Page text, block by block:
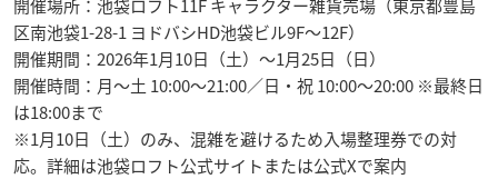
開催場所：池袋ロフト11F キャラクター雑貨売場（東京都豊島
区南池袋1-28-1 ヨドバシHD池袋ビル9F〜12F）
開催期間：2026年1月10日（土）〜1月25日（日）
開催時間：月〜土 10:00〜21:00／日・祝 10:00〜20:00 ※最終日
は18:00まで
※1月10日（土）のみ、混雑を避けるため入場整理券での対
応。詳細は池袋ロフト公式サイトまたは公式Xで案内